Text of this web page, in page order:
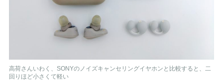
高荷さんいわく、SONYのノイズキャンセリングイヤホンと比較すると、二
回りほど小さくて軽い